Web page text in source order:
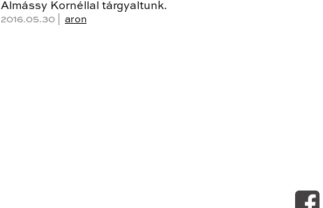
Almássy Kornéllal tárgyaltunk.
2016.05.30 | aron